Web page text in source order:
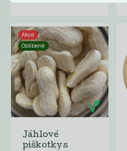
Akce
Oblíbené
Jáhlové
piškotky s